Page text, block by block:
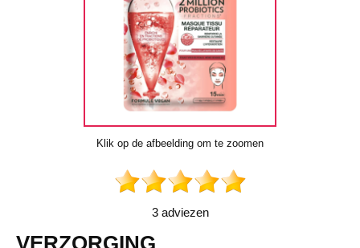
Klik op de afbeelding om te zoomen
3 adviezen
VERZORGING